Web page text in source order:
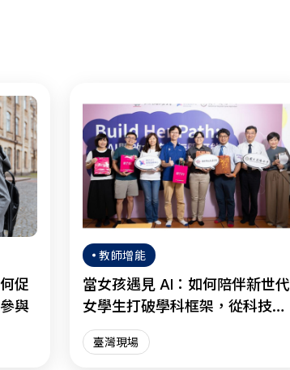
促
與
教師增能
當女孩遇見 AI：如何陪伴新世代
女學生打破學科框架，從科技焦
慮走向明智協作？
臺灣現場